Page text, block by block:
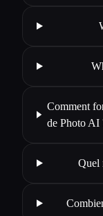
Comment
de Photo AI
Quel